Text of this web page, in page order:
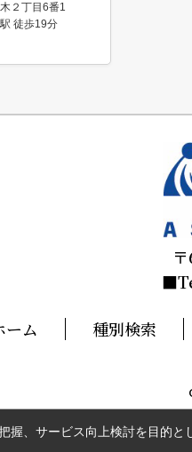
２丁目6番1
徒歩19分
ーム 種別検索
握、サービス向上検討を目的と